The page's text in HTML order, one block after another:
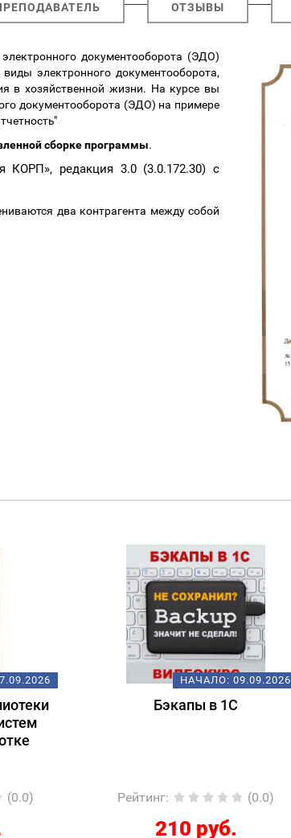
ОТЗЫВЫ
документооборота (ЭДО)
электронного документооборота,
в хозяйственной жизни. На курсе вы
документооборота (ЭДО) на примере
сборке программы.
КОРП», редакция 3.0 (3.0.172.30) с
два контрагента между собой
(0.0)
НАЧАЛО: 09.09.2026
Бэкапы в 1С
Рейтинг: (0.0)
210 руб.